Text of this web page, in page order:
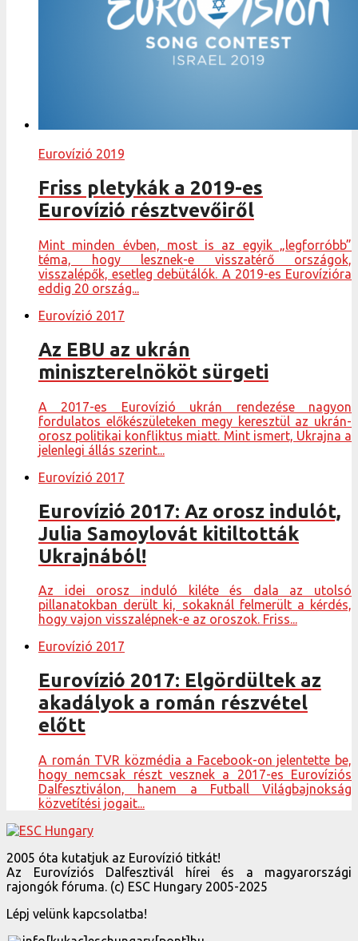
Eurovízió 2019
Friss pletykák a 2019-es
Eurovízió résztvevőiről
Mint minden évben, most is az egyik „legforróbb”
téma, hogy lesznek-e visszatérő országok,
visszalépők, esetleg debütálók. A 2019-es Eurovízióra
eddig 20 ország...
Eurovízió 2017
Az EBU az ukrán
miniszterelnököt sürgeti
A 2017-es Eurovízió ukrán rendezése nagyon
fordulatos előkészületeken megy keresztül az ukrán-
orosz politikai konfliktus miatt. Mint ismert, Ukrajna a
jelenlegi állás szerint...
Eurovízió 2017
Eurovízió 2017: Az orosz indulót,
Julia Samoylovát kitiltották
Ukrajnából!
Az idei orosz induló kiléte és dala az utolsó
pillanatokban derült ki, sokaknál felmerült a kérdés,
hogy vajon visszalépnek-e az oroszok. Friss...
Eurovízió 2017
Eurovízió 2017: Elgördültek az
akadályok a román részvétel
előtt
A román TVR közmédia a Facebook-on jelentette be,
hogy nemcsak részt vesznek a 2017-es Eurovíziós
Dalfesztiválon, hanem a Futball Világbajnokság
közvetítési jogait...
2005 óta kutatjuk az Eurovízió titkát!
Az Eurovíziós Dalfesztivál hírei és a magyarországi
rajongók fóruma. (c) ESC Hungary 2005-2025
Lépj velünk kapcsolatba!